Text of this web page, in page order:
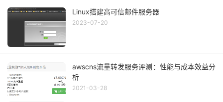
Linux搭建高可信邮件服务器
2023-07-20
awscns流量转发服务评测：性能与成本效益分
析
2021-03-28